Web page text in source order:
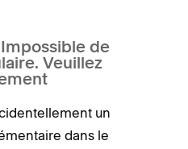
Impossible de
Veuillez
un
dans le